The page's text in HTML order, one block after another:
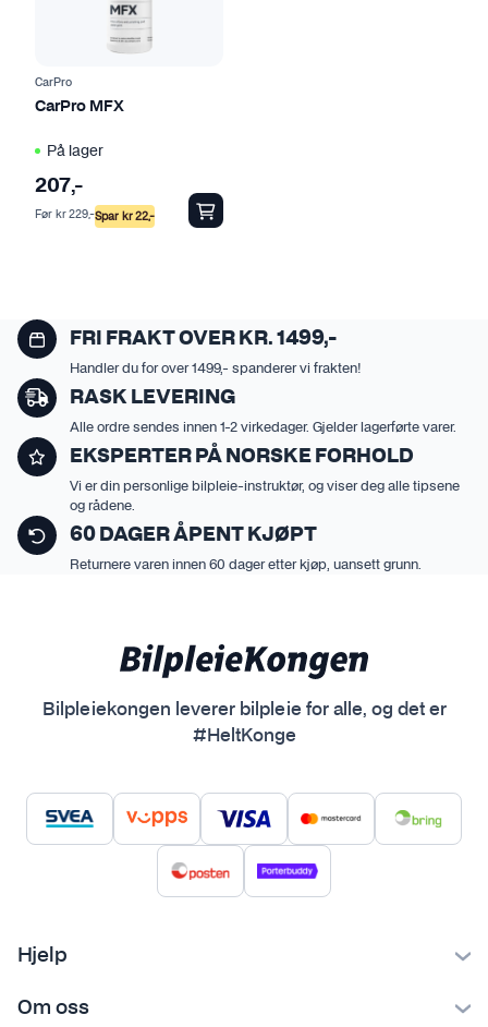
v
a
i
a
n
.
A
l
t
e
r
n
t
i
g
å
p
o
CarPro
CarPro MFX
På lager
207,-
Spar kr22,-
Før kr229,-
FRI FRAKT OVER KR. 1499,-
Handler du for over 1499,- spanderer vi frakten!
RASK LEVERING
Alle ordre sendes innen 1-2 virkedager. Gjelder lagerførte varer.
EKSPERTER PÅ NORSKE FORHOLD
Vi er din personlige bilpleie-instruktør, og viser deg alle tipsene
og rådene.
60 DAGER ÅPENT KJØPT
Returnere varen innen 60 dager etter kjøp, uansett grunn.
Bilpleiekongen leverer bilpleie for alle, og det er
#HeltKonge
Hjelp
Ofte stilte spørsmål
Om oss